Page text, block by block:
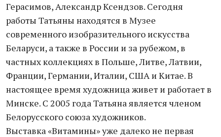
Герасимов, Александр Ксендзов. Сегодня
работы Татьяны находятся в Музее
современного изобразительного искусства
Беларуси, а также в России и за рубежом, в
частных коллекциях в Польше, Литве, Латвии,
Франции, Германии, Италии, США и Китае. В
настоящее время художница живет и работает в
Минске. С 2005 года Татьяна является членом
Белорусского союза художников.
Выставка «Витамины» уже далеко не первая